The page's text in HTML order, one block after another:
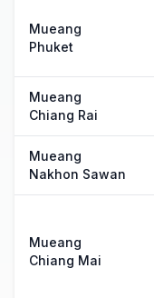
Mueang
Phuket
Mueang
Chiang Rai
Mueang
Nakhon Sawan
Mueang
Chiang Mai